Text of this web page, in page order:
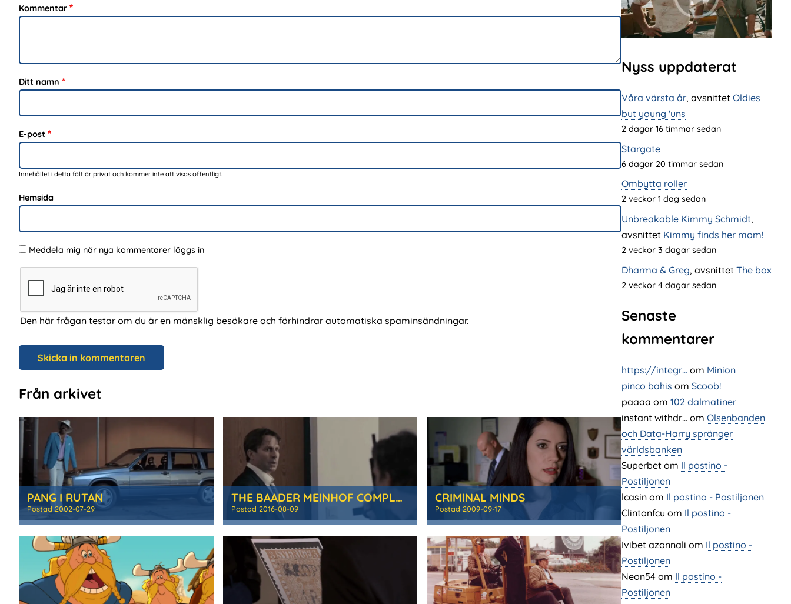
Kommentar
Ditt namn
E-post
Innehållet i detta fält är privat och kommer inte att visas offentligt.
Hemsida
Meddela mig när nya kommentarer läggs in
Den här frågan testar om du är en mänsklig besökare och förhindrar automatiska spaminsändningar.
Från arkivet
PANG I RUTAN
Postad 2002-07-29
THE BAADER MEINHOF COMPLEX
Postad 2016-08-09
CRIMINAL MINDS
Postad2009-09-17
Nyss uppdaterat
Våra värsta år, avsnittet Oldies
but young 'uns
2 dagar 16 timmar sedan
Stargate
6 dagar 20 timmar sedan
Ombytta roller
2 veckor 1 dag sedan
Unbreakable Kimmy Schmidt,
avsnittet Kimmy finds her mom!
2 veckor 3 dagar sedan
Dharma & Greg, avsnittet The box
2 veckor 4 dagar sedan
Senaste
kommentarer
https://integr… om Minion
pinco bahis om Scoob!
paaaa om 102 dalmatiner
instant withdr… om Olsenbanden
och Data-Harry spränger
världsbanken
Superbet om Il postino -
Postiljonen
lcasin om Il postino - Postiljonen
Clintonfcu om Il postino -
Postiljonen
Ivibet azonnali om Il postino -
Postiljonen
Neon54 om Il postino -
Postiljonen